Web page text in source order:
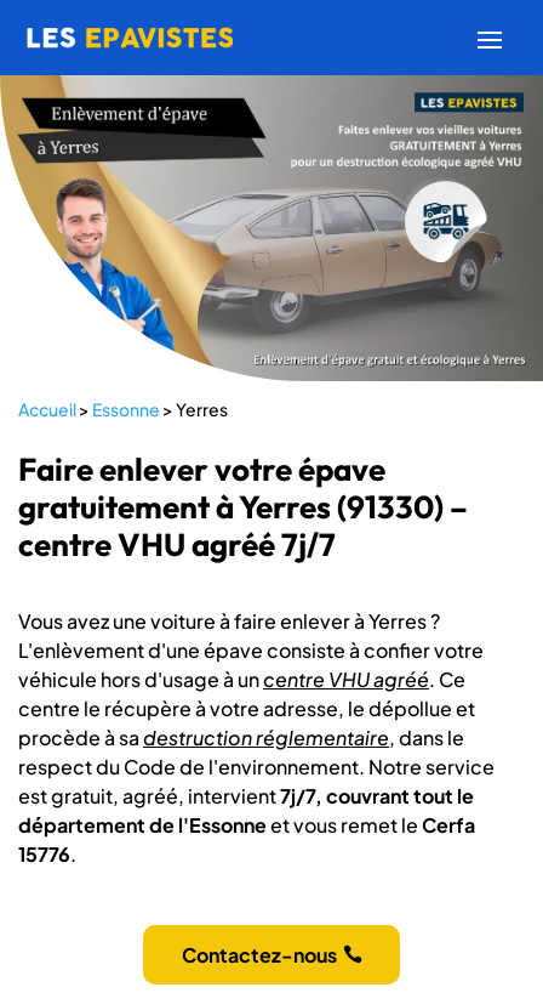
Accueil> Essonne >Yerres
Faire enlever votre épave
gratuitement à Yerres (91330) –
centre VHU agréé 7j/7
Vous avez une voiture à faire enlever à Yerres ?
L'enlèvement d'une épave consiste à confier votre
véhicule hors d'usage à uncentre VHU agréé. Ce
centre le récupère à votre adresse, le dépollue et
procède à sadestruction réglementaire, dans le
respect du Code de l'environnement. Notre service
est gratuit, agréé, intervient7j/7, couvrant tout le
département de l'Essonneet vous remet leCerfa
15776.
Contactez-nous